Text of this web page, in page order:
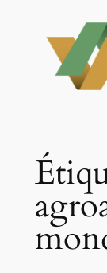
contenu